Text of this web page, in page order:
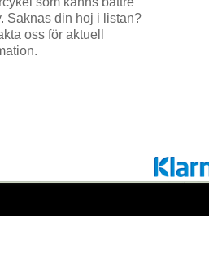
Saknas din hoj i listan?
oss för aktuell